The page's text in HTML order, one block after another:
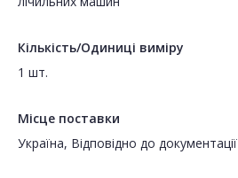
Кількість/Одиниці виміру
1 шт.
Місце поставки
Україна, Відповідно до документації